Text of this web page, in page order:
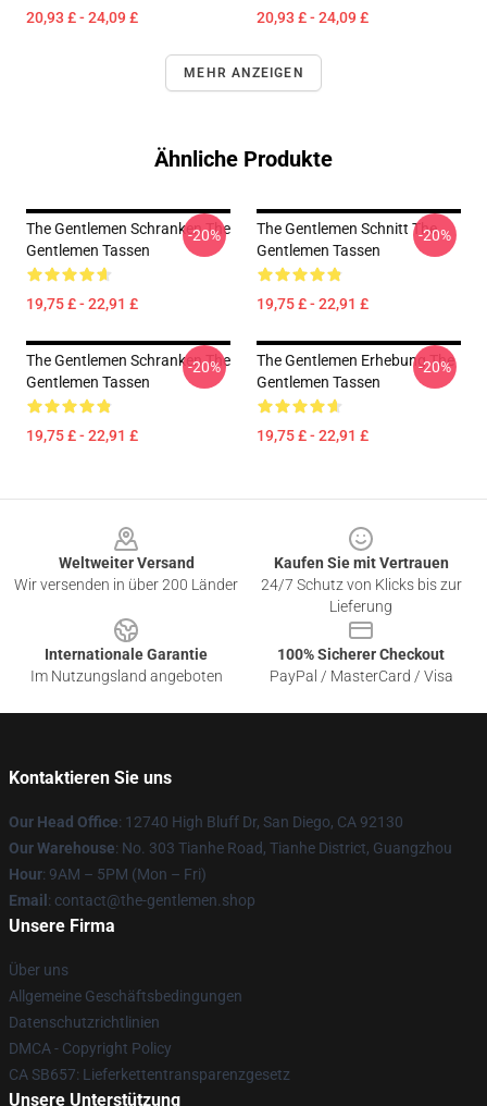
20,93 £ - 24,09 £ 20,93 £ - 24,09 £
MEHR ANZEIGEN
Ähnliche Produkte
The Gentlemen Schranken The
Gentlemen Tassen
19,75 £ - 22,91 £
-20%
The Gentlemen Schnitt The
Gentlemen Tassen
19,75 £ - 22,91 £
-20%
The Gentlemen Schranken The
Gentlemen Tassen
19,75 £ - 22,91 £
-20%
The Gentlemen Erhebung The
Gentlemen Tassen
19,75 £ - 22,91 £
-20%
Weltweiter Versand
Wir versenden in über 200 Länder
Kaufen Sie mit Vertrauen
24/7 Schutz von Klicks bis zur
Lieferung
Internationale Garantie
Im Nutzungsland angeboten
100% Sicherer Checkout
PayPal / MasterCard / Visa
Kontaktieren Sie uns
Our Head Office: 12740 High Bluff Dr, San Diego, CA 92130
Our Warehouse: No. 303 Tianhe Road, Tianhe District, Guangzhou
Hour: 9AM – 5PM (Mon – Fri)
Email : contact@the-gentlemen.shop
Unsere Firma
Über uns
Allgemeine Geschäftsbedingungen
Datenschutzrichtlinien
DMCA - Copyright Policy
CA SB657: Lieferkettentransparenzgesetz
Unsere Unterstützung